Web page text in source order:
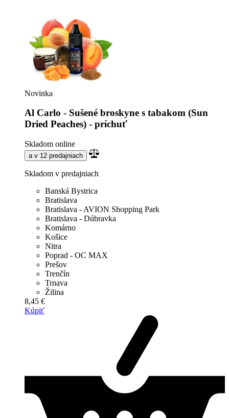
Novinka
Al Carlo - Sušené broskyne s tabakom (Sun
Dried Peaches) - príchuť
Skladom online
a v 12 predajniach
Skladom v predajniach
Banská Bystrica
Bratislava
Bratislava - AVION Shopping Park
Bratislava - Dúbravka
Komárno
Košice
Nitra
Poprad - OC MAX
Prešov
Trenčín
Trnava
Žilina
8,45 €
Kúpiť